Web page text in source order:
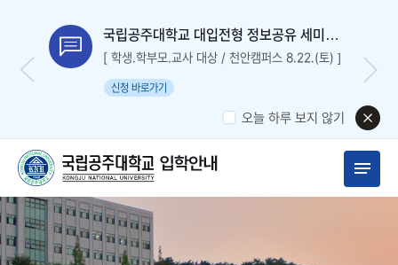
국립공주대학교 대입전형 정보공유 세미나
신청
[ 학생.학부모.교사 대상 / 천안캠퍼스 8.22.(토) ]
신청 바로가기
오늘 하루 보지 않기